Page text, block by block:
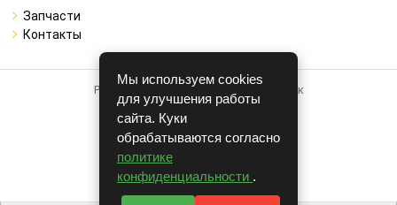
Запчасти
Контакты
Работает на системе для авторазборок
CARRO.БИЗНЕС
Полная версия
© COPYRIGHT 2026 г.
v1.1.24
Мы используем cookies
для улучшения работы
сайта. Куки
обрабатываются согласно
политике
конфиденциальности .